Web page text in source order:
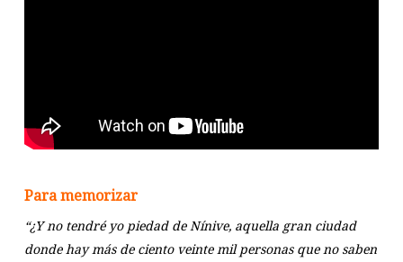
Para memorizar
“¿Y no tendré yo piedad de Nínive, aquella gran ciudad
donde hay más de ciento veinte mil personas que no saben